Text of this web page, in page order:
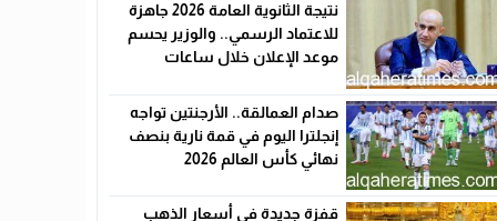
نتيجة الثانوية العامة 2026 جاهزة
للاعتماد الرسمي.. والوزير يحسم
موعد الإعلان خلال ساعات
صدام العمالقة.. الأرجنتين تواجه
إنجلترا اليوم في قمة نارية بنصف
نهائي كأس العالم 2026
قفزة جديدة في أسعار الذهب